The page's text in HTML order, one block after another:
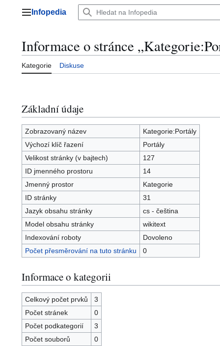
Hlavní menu
Infopedia
Informace o stránce
Kategorie Diskuse
Základní údaje
Zobrazovaný název
Kategorie:Portály
Výchozí klíč řazení
Portály
Velikost stránky (v bajtech)
127
ID jmenného prostoru
14
Jmenný prostor
Kategorie
ID stránky
31
Jazyk obsahu stránky
cs - čeština
Model obsahu stránky
wikitext
Indexování roboty
Dovoleno
Počet přesměrování na tuto stránku
0
Informace o kategorii
Celkový počet prvků
3
Počet stránek
0
Počet podkategorií
3
Počet souborů
0